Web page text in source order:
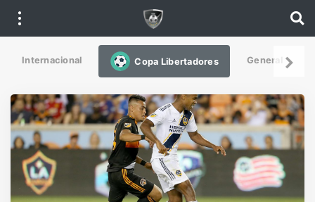
Internacional Copa Libertadores General